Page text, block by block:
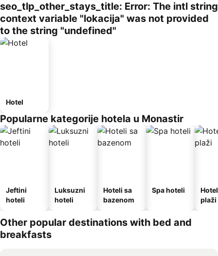
seo_tlp_other_stays_title: Error: The intl string
context variable "lokacija" was not provided
to the string "undefined"
Hotel
Popularne kategorije hotela u Monastir
Jeftini
hoteli
Luksuzni
hoteli
Hoteli sa
bazenom
Spa hoteli
plaži
Other popular destinations with bed and
breakfasts